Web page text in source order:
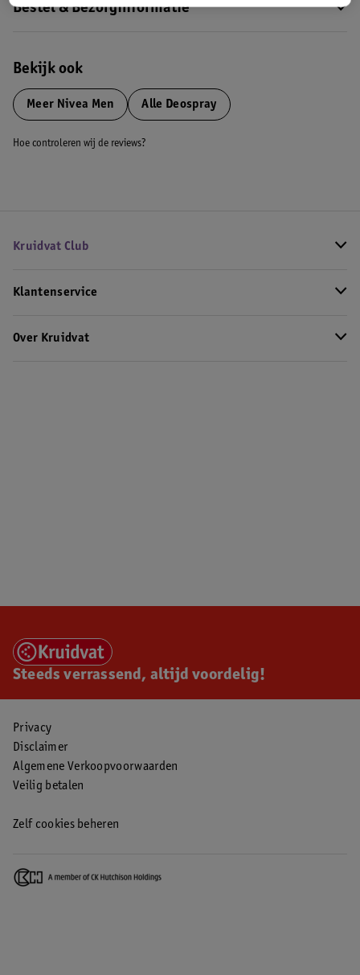
Bestel & Bezorginformatie
Bekijk ook
Meer Nivea Men Alle Deospray
Hoe controleren wij de reviews?
Kruidvat Club
Klantenservice
Over Kruidvat
Steeds verrassend, altijd voordelig!
Privacy
Disclaimer
Algemene Verkoopvoorwaarden
Veilig betalen
Zelf cookies beheren